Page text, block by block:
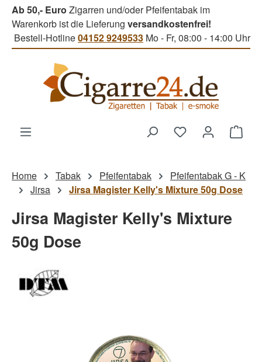
Zum Hauptinhalt springen
Ab 50,- Euro Zigarren und/oder Pfeifentabak im
Warenkorb ist die Lieferung versandkostenfrei!
Bestell-Hotline04152 9249533 Mo - Fr, 08:00 - 14:00 Uhr
Du hast 0
Home Tabak Pfeifentabak
Pfeifentabak G - K
Jirsa
Jirsa Magister Kelly's Mixture 50g Dose
Jirsa Magister Kelly's Mixture
50g Dose
Bildergalerie überspringen